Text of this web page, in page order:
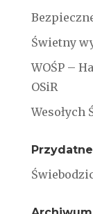
Świetny
WOŚP –
OSiR
Wesołych